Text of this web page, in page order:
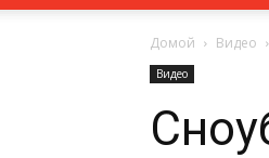
Домой Видео
Видео